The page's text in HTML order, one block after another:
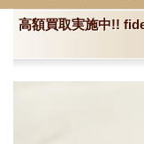
高額買取実施中!!